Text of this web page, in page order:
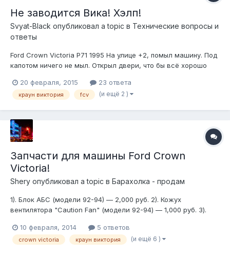
Не заводится Вика! Хэлп!
Svyat-Black опубликовал a topic в Технические вопросы и
ответы
Ford Crown Victoria P71 1995 На улице +2, помыл машину. Под
капотом ничего не мыл. Открыл двери, что бы всё хорошо
Стемнело и в салоне почти всё стало влажное, но не сильно.
Дай думаю заведу, прогрею салон, а она не заводится.
20 февраля, 2015 23 ответа
краун виктория fcv (и ещё 2 )
Запчасти для машины Ford Crown
Victoria!
Shery опубликовал a topic в Барахолка - продам
1). Блок АБС (модели 92-94) — 2,000 руб. 2). Кожух
вентилятора "Caution Fan" (модели 92-94) — 1,000 руб. 3).
руб. Все в хорошем состоянии! Тому, кто купит все три
позиции, в подарок добротная алюминиевая канистра-
10 февраля, 2014 5 ответов
crown victoria краун виктория (и ещё 6 )